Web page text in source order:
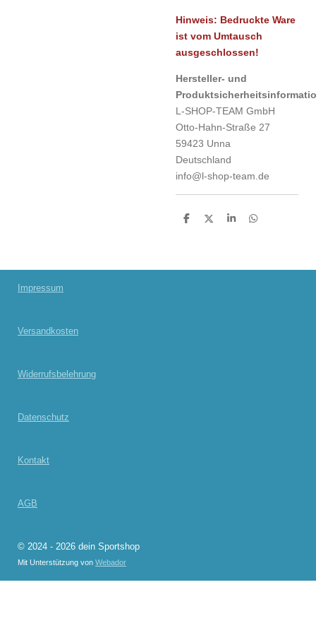
Hinweis: Bedruckte Ware
ist vom Umtausch
ausgeschlossen!
Hersteller- und
L-SHOP-TEAM GmbH
Otto-Hahn-Straße 27
59423 Unna
Deutschland
info@l-shop-team.de
T
n
T
n
T
n
T
n
Impressum
Versandkosten
Widerrufsbelehrung
Datenschutz
Kontakt
AGB
© 2024 - 2026 dein Sportshop
Mit Unterstützung von Webador